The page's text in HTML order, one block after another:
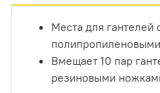
Места для гантелей
Вмещает 10 пар
резиновыми